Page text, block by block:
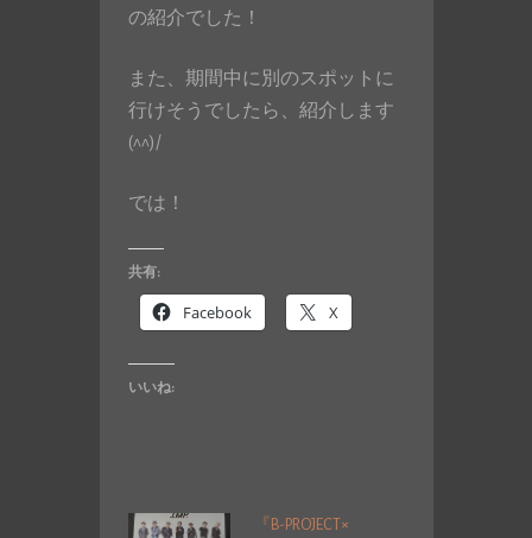
の紹介でした！
また、期間中に別のスポットに
行けそうでしたら、紹介します
(^^)/
では！
共有:
Facebook X
いいね:
『B-PROJECT×